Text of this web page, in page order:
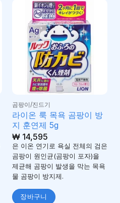
곰팡이/진드기
라이온 룩 목욕 곰팡이 방
지 훈연제 5g
₩14,595
은 이온 연기로 욕실 전체의 검은
곰팡이 원인균(곰팡이 포자)을
제균해 곰팡이 발생을 막는 목욕
물 곰팡이 방지제.
장바구니